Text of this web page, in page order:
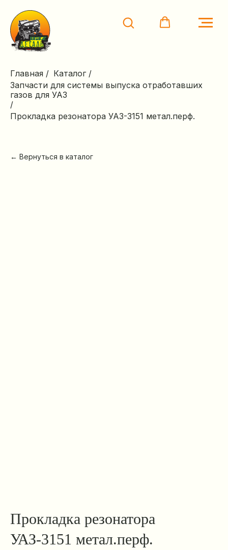
Главная / Каталог /
Запчасти для системы выпуска отработавших
газов для УАЗ
/
Прокладка резонатора УАЗ-3151 метал.перф.
← Вернуться в каталог
Прокладка резонатора
УАЗ-3151 метал.перф.